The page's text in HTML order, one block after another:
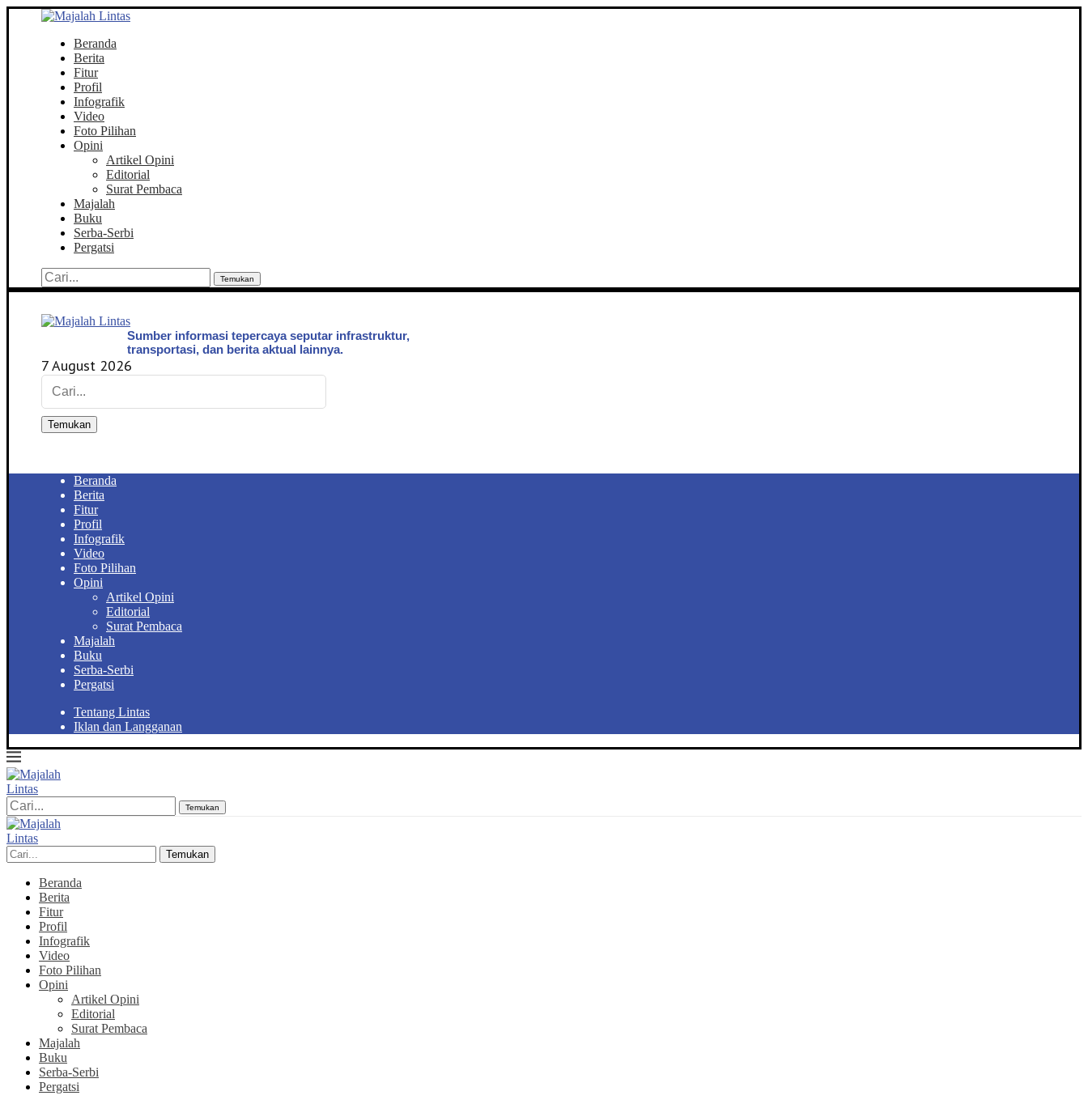
Beranda
Berita
Fitur
Profil
Infografik
Video
Foto Pilihan
Opini
Artikel Opini
Editorial
Surat Pembaca
Majalah
Buku
Serba-Serbi
Pergatsi
Temukan
Sumber informasi tepercaya seputar infrastruktur,
transportasi, dan berita aktual lainnya.
7 August 2026
Temukan
Beranda
Berita
Fitur
Profil
Infografik
Video
Foto Pilihan
Opini
Artikel Opini
Editorial
Surat Pembaca
Majalah
Buku
Serba-Serbi
Pergatsi
Tentang Lintas
Iklan dan Langganan
Temukan
Temukan
Beranda
Berita
Fitur
Profil
Infografik
Video
Foto Pilihan
Opini
Artikel Opini
Editorial
Surat Pembaca
Majalah
Buku
Serba-Serbi
Pergatsi